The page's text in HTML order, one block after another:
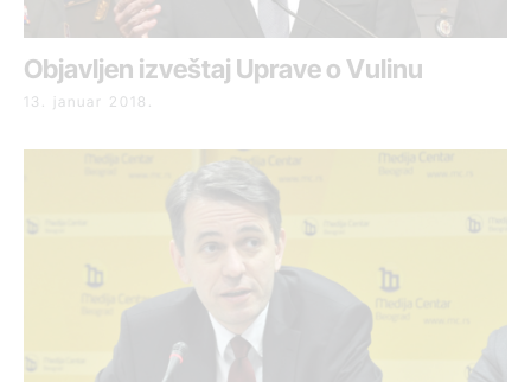
Objavljen izveštaj Uprave o Vulinu
13. januar 2018.